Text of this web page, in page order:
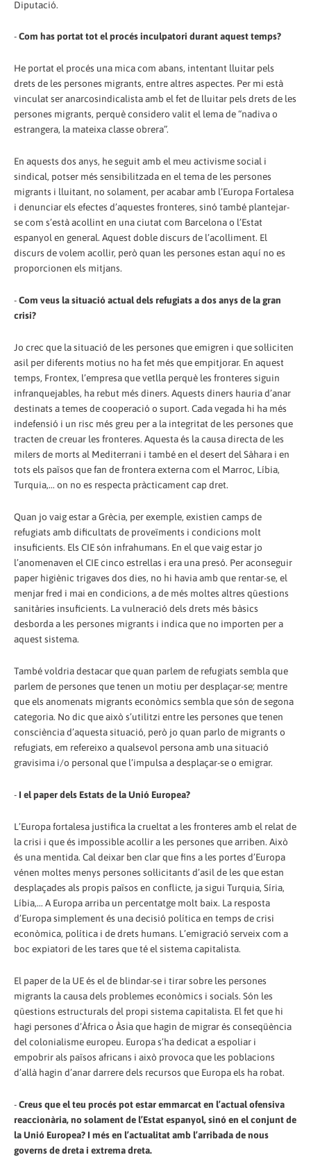
Diputació.
-Com has portat tot el procés inculpatori durant aquest temps?
He portat el procés una mica com abans, intentant lluitar pels
drets de les persones migrants, entre altres aspectes. Per mi està
vinculat ser anarcosindicalista amb el fet de lluitar pels drets de les
persones migrants, perquè considero valit el lema de “nadiva o
estrangera, la mateixa classe obrera”.
En aquests dos anys, he seguit amb el meu activisme social i
sindical, potser més sensibilitzada en el tema de les persones
migrants i lluitant, no solament, per acabar amb l’Europa Fortalesa
i denunciar els efectes d’aquestes fronteres, sinó també plantejar-
se com s’està acollint en una ciutat com Barcelona o l’Estat
espanyol en general. Aquest doble discurs de l’acolliment. El
discurs de volem acollir, però quan les persones estan aquí no es
proporcionen els mitjans.
-Com veus la situació actual dels refugiats a dos anys de la gran
crisi?
Jo crec que la situació de les persones que emigren i que sol·liciten
asil per diferents motius no ha fet més que empitjorar. En aquest
temps, Frontex, l’empresa que vetlla perquè les fronteres siguin
infranquejables, ha rebut més diners. Aquests diners hauria d’anar
destinats a temes de cooperació o suport. Cada vegada hi ha més
indefensió i un risc més greu per a la integritat de les persones que
tracten de creuar les fronteres. Aquesta és la causa directa de les
milers de morts al Mediterrani i també en el desert del Sàhara i en
tots els països que fan de frontera externa com el Marroc, Líbia,
Turquia,... on no es respecta pràcticament cap dret.
Quan jo vaig estar a Grècia, per exemple, existien camps de
refugiats amb dificultats de proveïments i condicions molt
insuficients. Els CIE són infrahumans. En el que vaig estar jo
l’anomenaven el CIE cinco estrellas i era una presó. Per aconseguir
paper higiènic trigaves dos dies, no hi havia amb que rentar-se, el
menjar fred i mai en condicions, a de més moltes altres qüestions
sanitàries insuficients. La vulneració dels drets més bàsics
desborda a les persones migrants i indica que no importen per a
aquest sistema.
També voldria destacar que quan parlem de refugiats sembla que
parlem de persones que tenen un motiu per desplaçar-se; mentre
que els anomenats migrants econòmics sembla que són de segona
categoria. No dic que això s’utilitzi entre les persones que tenen
consciència d’aquesta situació, però jo quan parlo de migrants o
refugiats, em refereixo a qualsevol persona amb una situació
gravisima i/o personal que l’impulsa a desplaçar-se o emigrar.
- I el paper dels Estats de la Unió Europea?
L’Europa fortalesa justifica la crueltat a les fronteres amb el relat de
la crisi i que és impossible acollir a les persones que arriben. Això
és una mentida. Cal deixar ben clar que fins a les portes d’Europa
vénen moltes menys persones sol·licitants d’asil de les que estan
desplaçades als propis països en conflicte, ja sigui Turquia, Síria,
Líbia,... A Europa arriba un percentatge molt baix. La resposta
d’Europa simplement és una decisió política en temps de crisi
econòmica, política i de drets humans. L’emigració serveix com a
boc expiatori de les tares que té el sistema capitalista.
El paper de la UE és el de blindar-se i tirar sobre les persones
migrants la causa dels problemes econòmics i socials. Són les
qüestions estructurals del propi sistema capitalista. El fet que hi
hagi persones d’Àfrica o Àsia que hagin de migrar és conseqüència
del colonialisme europeu. Europa s’ha dedicat a espoliar i
empobrir als països africans i això provoca que les poblacions
d’allà hagin d’anar darrere dels recursos que Europa els ha robat.
-Creus que el teu procés pot estar emmarcat en l’actual ofensiva
reaccionària, no solament de l’Estat espanyol, sinó en el conjunt de
la Unió Europea? I més en l’actualitat amb l’arribada de nous
governs de dreta i extrema dreta.